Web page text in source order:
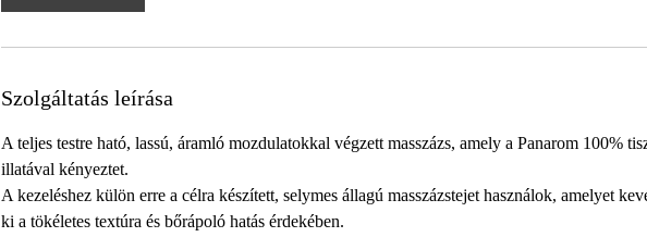
c
Szolgáltatás leírása
A teljes testre ható, lassú, áramló mozdulatokkal végzett masszázs, amely a Panarom 100%
illatával kényeztet.
A kezeléshez külön erre a célra készített, selymes állagú masszázstejet használok, amelyet
ki a tökéletes textúra és bőrápoló hatás érdekében.